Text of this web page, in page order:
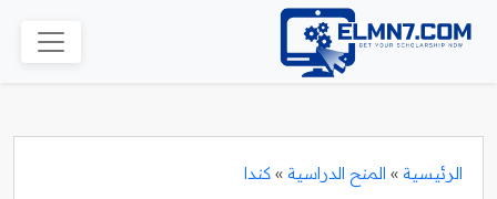
الرئيسية » المنح الدراسية » كندا